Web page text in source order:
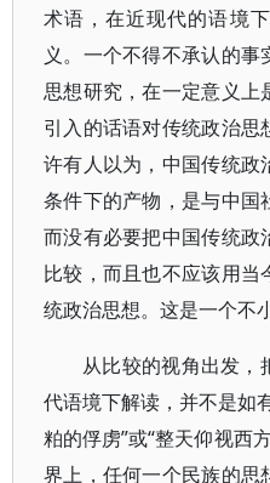
术语，在近现代的语境
义。一个不得不承认的
思想研究，在一定意义上
引入的话语对传统政治
许有人以为，中国传统政
条件下的产物，是与中国
而没有必要把中国传统政
比较，而且也不应该用
统政治思想。这是一个不小
从比较的视角出发，
代语境下解读，并不是如
粕的俘虏”或“整天仰视西
界上，任何一个民族的思